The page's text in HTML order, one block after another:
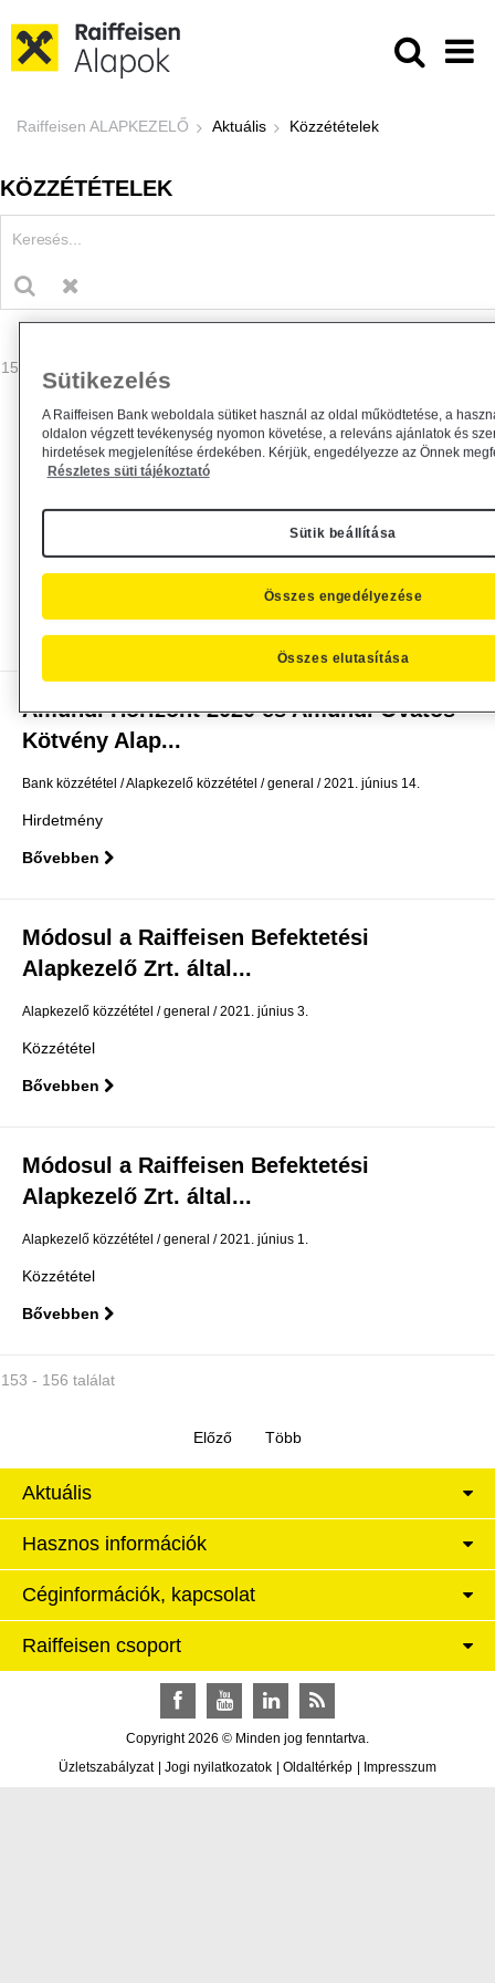
Közzétételek - Raiffeisen
Raiffeisen ALAPKEZELŐ Aktuális Közzétételek
KÖZZÉTÉTELEK
153 - 156 találat
Tájékoztatás a Raiffeisen Befektetési
Alapkezelő Zrt....
Alapkezelő közzététel general 2021. június 23.
Bővebben
Amundi Horizont 2020 és Amundi Óvatos
Kötvény Alap...
Bank közzététel Alapkezelő közzététel general 2021. június 14.
Hirdetmény
Bővebben
Módosul a Raiffeisen Befektetési
Alapkezelő Zrt. által...
Alapkezelő közzététel general 2021. június 3.
Közzététel
Bővebben
Módosul a Raiffeisen Befektetési
Alapkezelő Zrt. által...
Alapkezelő közzététel general 2021. június 1.
Közzététel
Bővebben
153 - 156 találat
Aktuális
Hasznos információk
Céginformációk, kapcsolat
Raiffeisen csoport
Copyright 2026 © Minden jog fenntartva.
FacebookYouTubeLinkedInRSS
Üzletszabályzat | Jogi nyilatkozatok | Oldaltérkép | Impresszum
Sütikezelés
A Raiffeisen Bank weboldala sütiket használ az oldal működtetése, a
oldalon végzett tevékenység nyomon követése, a releváns ajánlatok és
hirdetések megjelenítése érdekében. Kérjük, engedélyezze az Önnek
Részletes süti tájékoztató
Sütik beállítása
Összes elutasítása
Összes engedélyezése